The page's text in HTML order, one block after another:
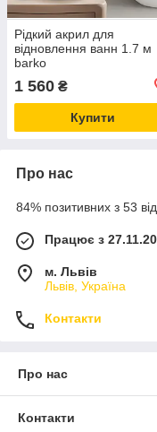
Рідкий акрил для
відновлення ванн 1.7 м
barko
1 560 ₴
Купити
Про нас
84% позитивних з 53
Працює з
м. Львів
Львів, Україна
Контакти
Про нас
Контакти